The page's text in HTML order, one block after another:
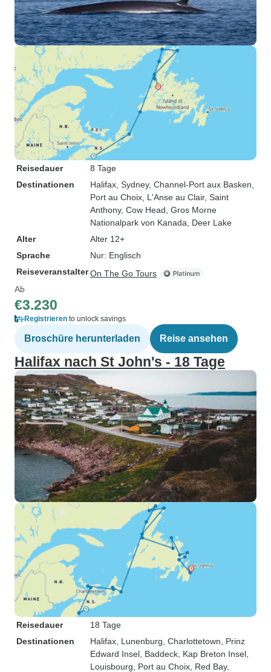
Reisedauer
8 Tage
Destinationen
Halifax , Sydney, Channel-Port aux Basken
Port au Choix , L'Anse au Clair, Saint
Anthony, Cow Head , Gros Morne
Nationalpark von Kanada , Deer Lake
Alter
Alter 12+
Sprache
Nur: Englisch
ReiseveranstalterOn The Go Tours
Ab
€3.230
Registrieren to unlock savings
Broschüre herunterladen Reise ansehen
Halifax nach St John's - 18 Tage
Reisedauer
18 Tage
Destinationen
Halifax , Lunenburg , Charlottetown , Prinz
Edward Insel , Baddeck , Kap Breton Insel
Louisbourg , Port au Choix , Red Bay,